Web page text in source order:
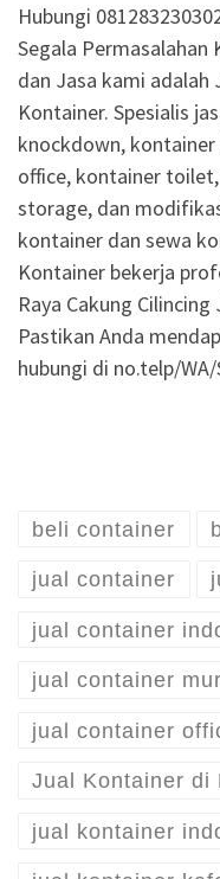
Hubungi
Segala Permasalahan
dan Jasa kami
Kontainer. Spesialis
knockdown,
office, kontainer
storage, dan
kontainer dan sewa
Kontainer bekerja
Raya Cakung
Pastikan Anda
hubungi di no.telp/WA/
beli container
jual container
jual container
jual container
jual container
Jual Kontainer di
jual kontainer